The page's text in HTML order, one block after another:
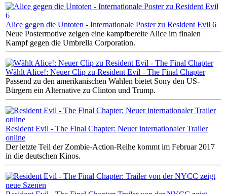
Alice gegen die Untoten - Internationale Poster zu Resident Evil 6
Neue Postermotive zeigen eine kampfbereite Alice im finalen
Kampf gegen die Umbrella Corporation.
Wählt Alice!: Neuer Clip zu Resident Evil - The Final Chapter
Passend zu den amerikanischen Wahlen bietet Sony den US-
Bürgern ein Alternative zu Clinton und Trump.
Resident Evil - The Final Chapter: Neuer internationaler Trailer
online
Der letzte Teil der Zombie-Action-Reihe kommt im Februar 2017
in die deutschen Kinos.